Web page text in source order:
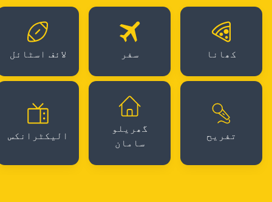
کھانا سفر لائف اسٹائل
تفریح
گھریلو
سامان
الیکٹرانکس